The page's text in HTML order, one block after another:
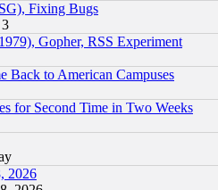
Fixing Bugs
Gopher, RSS Experiment
Back to American Campuses
for Second Time in Two Weeks
2026